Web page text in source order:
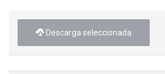
Descarga seleccionada